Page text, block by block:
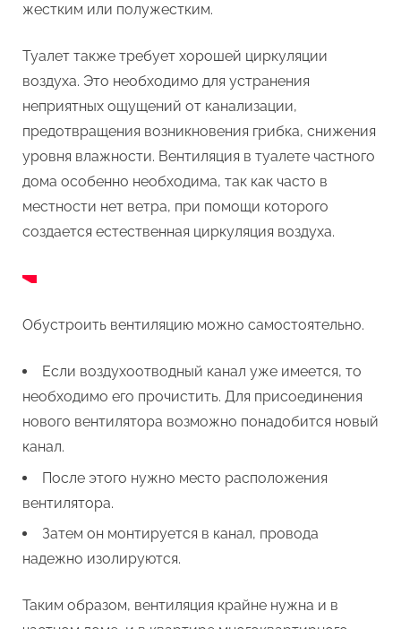
жестким или полужестким.
Туалет также требует хорошей циркуляции
воздуха. Это необходимо для устранения
неприятных ощущений от канализации,
предотвращения возникновения грибка, снижения
уровня влажности. Вентиляция в туалете частного
дома особенно необходима, так как часто в
местности нет ветра, при помощи которого
создается естественная циркуляция воздуха.
Обустроить вентиляцию можно самостоятельно.
Если воздухоотводный канал уже имеется, то
необходимо его прочистить. Для присоединения
нового вентилятора возможно понадобится новый
канал.
После этого нужно место расположения
вентилятора.
Затем он монтируется в канал, провода
надежно изолируются.
Таким образом, вентиляция крайне нужна и в